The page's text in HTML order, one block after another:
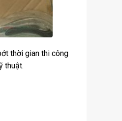
thời gian thi công
thuật.